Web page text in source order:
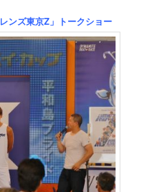
ンズ東京Z」トークショー